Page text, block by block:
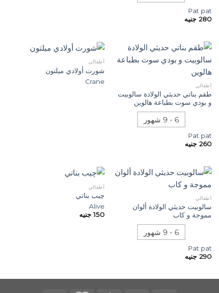
Pat pat
280 جنيه
أطفالي
طقم بناتي حديثي الولادة سالوبيت
و بودي سوت بطباعة هالوين
6 - 9 شهور
Pat pat
260 جنيه
أطفالي
شورت أولادي ميلتون
Crane
أطفالي
سالوبيت حديثي الولادة ألوان
مموجة و كاب
6 - 9 شهور
Pat pat
290 جنيه
أطفالي
چيب بناتي
Alive
150 جنيه